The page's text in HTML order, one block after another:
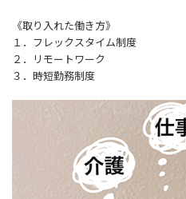
《取り入れた働き方》
１．フレックスタイム制度
２．リモートワーク
３．時短勤務制度